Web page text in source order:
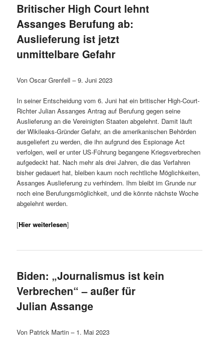
Britischer High Court lehnt
Assanges Berufung ab:
Auslieferung ist jetzt
unmittelbare Gefahr
Von Oscar Grenfell – 9. Juni 2023
In seiner Entscheidung vom 6. Juni hat ein britischer High-Court-
Richter Julian Assanges Antrag auf Berufung gegen seine
Auslieferung an die Vereinigten Staaten abgelehnt. Damit läuft
der Wikileaks-Gründer Gefahr, an die amerikanischen Behörden
ausgeliefert zu werden, die ihn aufgrund des Espionage Act
verfolgen, weil er unter US-Führung begangene Kriegsverbrechen
aufgedeckt hat. Nach mehr als drei Jahren, die das Verfahren
bisher gedauert hat, bleiben kaum noch rechtliche Möglichkeiten,
Assanges Auslieferung zu verhindern. Ihm bleibt im Grunde nur
noch eine Berufungsmöglichkeit, und die könnte nächste Woche
abgelehnt werden.
[Hier weiterlesen]
Biden: „Journalismus ist kein
Verbrechen“ – außer für
Julian Assange
Von Patrick Martin – 1. Mai 2023